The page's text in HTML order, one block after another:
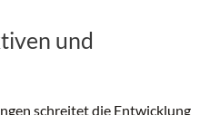
und
schreitet die Entwicklung